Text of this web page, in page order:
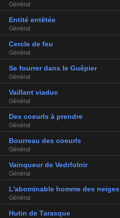
Général
Entité entêtée
Général
Cercle de feu
Général
Se fourrer dans le Guêpier
Général
Vaillant viaduc
Général
Des coeurls à prendre
Général
Bourreau des coeurls
Général
Vainqueur de Vedrfolnir
Général
L'abominable homme des neiges
Général
Hutin de Tarasque